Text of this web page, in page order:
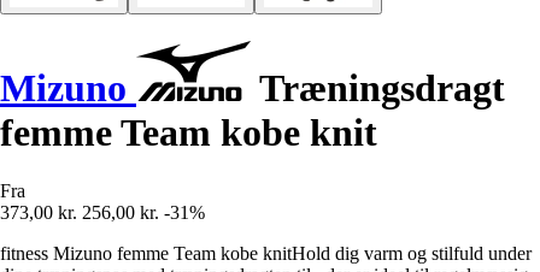
Mizuno
Træningsdragt
femme Team kobe knit
Fra
373,00 kr. 256,00 kr. -31%
fitness Mizuno femme Team kobe knitHold dig varm og stilfuld under